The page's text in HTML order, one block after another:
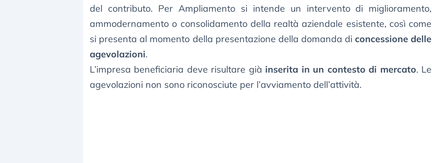
del contributo. Per Ampliamento si intende un intervento di miglioramento,
ammodernamento o consolidamento della realtà aziendale esistente, così come
si presenta al momento della presentazione della domanda diconcessione delle
agevolazioni.
L’impresa beneficiaria deve risultare già inserita in un contesto di mercato. Le
agevolazioni non sono riconosciute per l’avviamento dell’attività.